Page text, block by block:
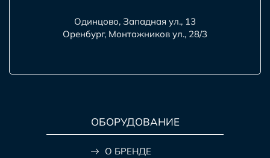
Одинцово, Западная ул., 13
Оренбург, Монтажников ул., 28/3
ОБОРУДОВАНИЕ
О БРЕНДЕ